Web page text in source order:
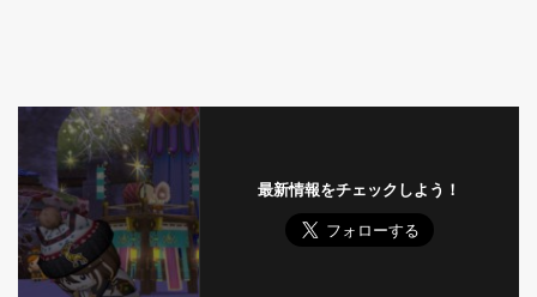
最新情報をチェックしよう！